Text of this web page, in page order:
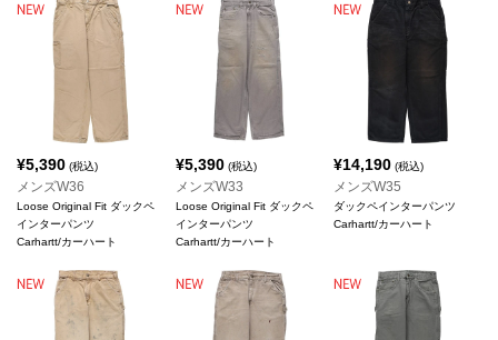
¥5,390 (税込)
メンズW36
Loose Original Fit ダックペ
インターパンツ
Carhartt/カーハート
¥5,390(税込)
メンズW33
Loose Original Fit ダックペ
インターパンツ
Carhartt/カーハート
¥14,190 (税込)
メンズW35
ダックペインターパンツ
Carhartt/カーハート